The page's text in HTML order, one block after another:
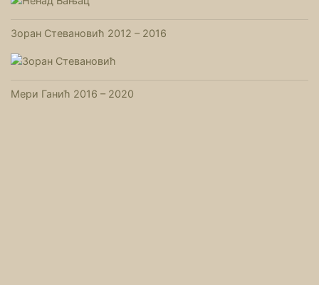
Зоран Стевановић 2012 – 2016
Мери Ганић 2016 – 2020